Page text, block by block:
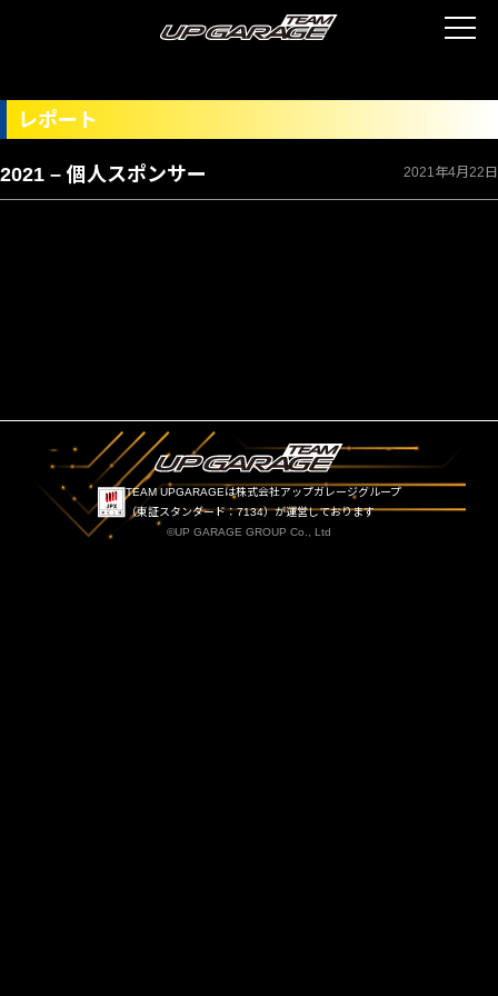
レポート
2021 – 個人スポンサー 2021年4月22日
TEAM UPGARAGEは株式会社アップガレージグループ
（東証スタンダード：7134）が運営しております
©UP GARAGE GROUP Co., Ltd